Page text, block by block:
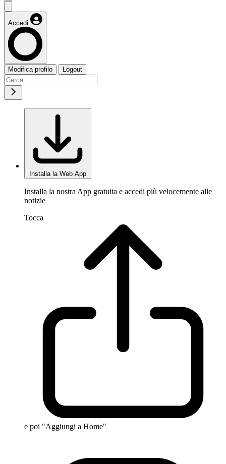
Accedi
Modifica profilo Logout
Installa la Web App
Installa la nostra App gratuita e accedi più velocemente alle
notizie
Tocca
e poi "Aggiungi a Home"